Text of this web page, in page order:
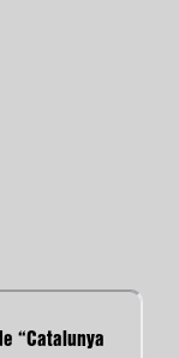
“Catalunya